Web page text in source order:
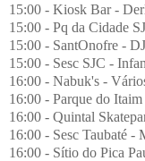
15:00 - Kiosk Bar -
15:00 - Pq da Cidade
15:00 - SantOnofre -
15:00 - Sesc SJC -
16:00 - Nabuk's -
16:00 - Parque do
16:00 - Quintal
16:00 - Sesc Taubaté -
16:00 - Sítio do Pica